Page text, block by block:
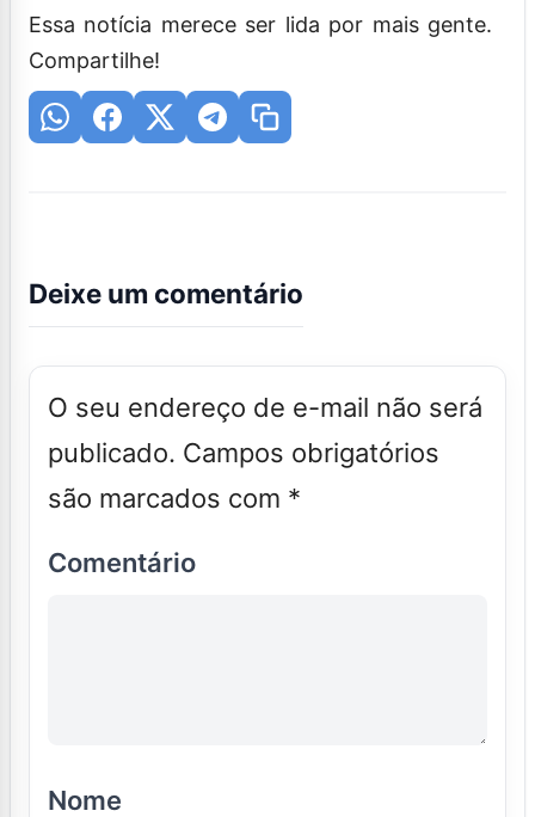
Essa notícia merece ser lida por mais gente.
Compartilhe!
Deixe um comentário
O seu endereço de e-mail não será
publicado. Campos obrigatórios
são marcados com *
Comentário
Nome